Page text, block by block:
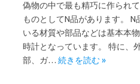
偽物の中で最も精巧に作られ
ものとしてN品があります。
いる材質や部品などは基本本
時計となっています。 特に、
部、ガ… 続きを読む »